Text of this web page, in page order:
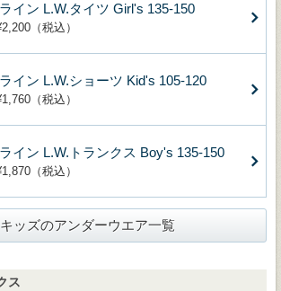
イン L.W.タイツ Girl's 135-150
（税込）
イン L.W.ショーツ Kid's 105-120
（税込）
イン L.W.トランクス Boy's 135-150
（税込）
キッズのアンダーウエア一覧
ス